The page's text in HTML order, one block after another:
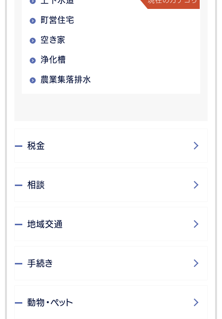
町営住宅
空き家
浄化槽
農業集落排水
税金
相談
地域交通
手続き
動物・ペット